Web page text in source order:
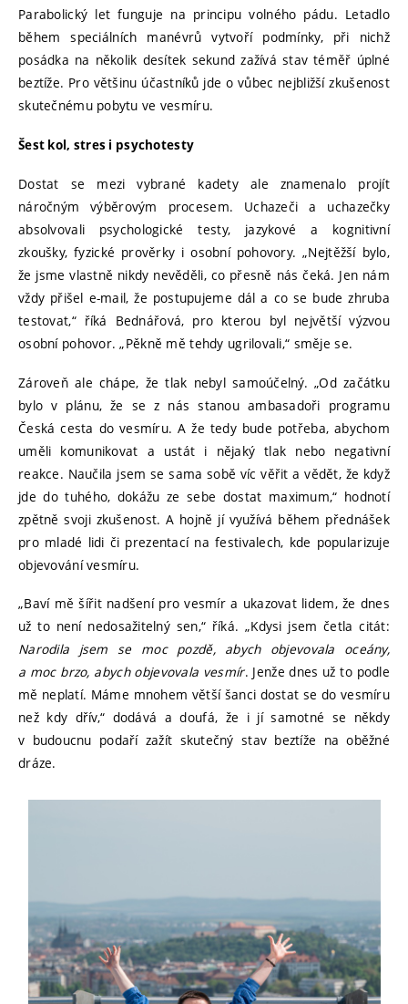
Parabolický let funguje na principu volného pádu. Letadlo
během speciálních manévrů vytvoří podmínky, při nichž
posádka na několik desítek sekund zažívá stav téměř úplné
beztíže. Pro většinu účastníků jde o vůbec nejbližší zkušenost
skutečnému pobytu ve vesmíru.
Šest kol, stres i psychotesty
Dostat se mezi vybrané kadety ale znamenalo projít
náročným výběrovým procesem. Uchazeči a uchazečky
absolvovali psychologické testy, jazykové a kognitivní
zkoušky, fyzické prověrky i osobní pohovory. „Nejtěžší bylo,
že jsme vlastně nikdy nevěděli, co přesně nás čeká. Jen nám
vždy přišel e-mail, že postupujeme dál a co se bude zhruba
testovat,“ říká Bednářová, pro kterou byl největší výzvou
osobní pohovor. „Pěkně mě tehdy ugrilovali,“ směje se.
Zároveň ale chápe, že tlak nebyl samoúčelný. „Od začátku
bylo v plánu, že se z nás stanou ambasadoři programu
Česká cesta do vesmíru. A že tedy bude potřeba, abychom
uměli komunikovat a ustát i nějaký tlak nebo negativní
reakce. Naučila jsem se sama sobě víc věřit a vědět, že když
jde do tuhého, dokážu ze sebe dostat maximum,“ hodnotí
zpětně svoji zkušenost. A hojně jí využívá během přednášek
pro mladé lidi či prezentací na festivalech, kde popularizuje
objevování vesmíru.
„Baví mě šířit nadšení pro vesmír a ukazovat lidem, že dnes
už to není nedosažitelný sen,“ říká. „Kdysi jsem četla citát:
Narodila jsem se moc pozdě, abych objevovala oceány,
a moc brzo, abych objevovala vesmír. Jenže dnes už to podle
mě neplatí. Máme mnohem větší šanci dostat se do vesmíru
než kdy dřív,“ dodává a doufá, že i jí samotné se někdy
v budoucnu podaří zažít skutečný stav beztíže na oběžné
dráze.